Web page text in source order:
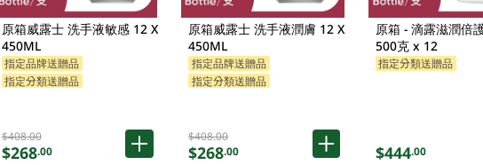
原箱威露士 洗手液敏感 12 X
450ML
指定品牌送贈品
指定分類送贈品
$408.00
$268.00
原箱威露士 洗手液潤膚 12 X
450ML
指定品牌送贈品
指定分類送贈品
$408.00
$268.00
原箱 - 滴露滋潤倍
500克 x 12
指定分類送贈品
$444.00